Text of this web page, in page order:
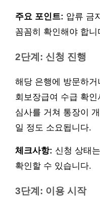
주요 포인트: 압류 금
꼼꼼히 확인해야 합니
2단계: 신청 진행
해당 은행에 방문하
회보장급여 수급 확
심사를 거쳐 통장이
일 정도 소요됩니다.
체크사항: 신청 상태
확인할 수 있습니다.
3단계: 이용 시작